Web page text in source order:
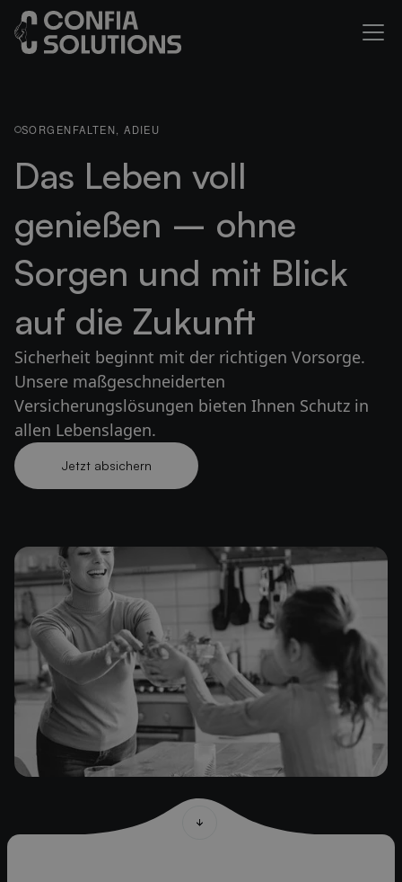
SORGENFALTEN, ADIEU
Das Leben voll
genießen – ohne
Sorgen und mit Blick
auf die Zukunft
Sicherheit beginnt mit der richtigen Vorsorge.
Unsere maßgeschneiderten
Versicherungslösungen bieten Ihnen Schutz in
allen Lebenslagen.
Jetzt absichern
Jetzt absichern lassen